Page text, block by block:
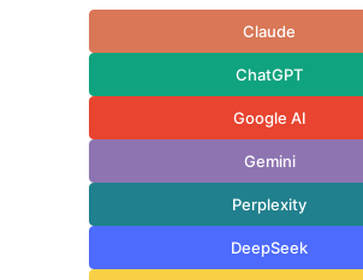
Claude
ChatGPT
Google AI
Gemini
Perplexity
DeepSeek